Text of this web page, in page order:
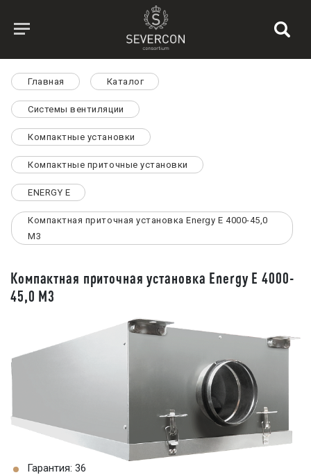
Главная Каталог
Системы вентиляции
Компактные установки
Компактные приточные установки
ENERGY E
Компактная приточная установка Energy E 4000-45,0
M3
Компактная приточная установка Energy E 4000-
45,0 M3
Гарантия: 36